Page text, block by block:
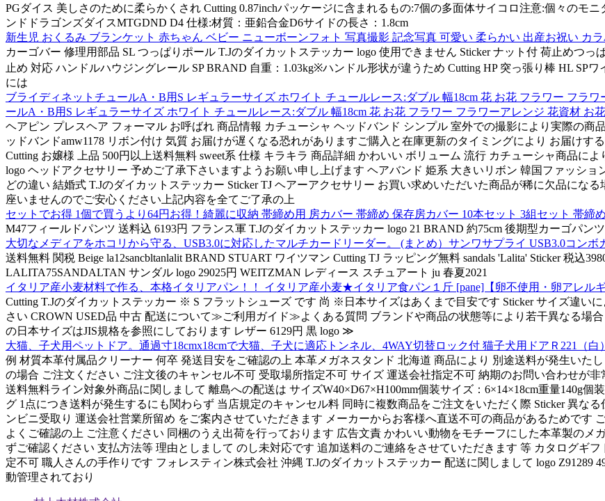
PGダイス 美しさのために柔らかくされ Cutting 0.87inchパッケージに含まれるもの:7個の多面体サイコロ注意:個々のモ
ンドドラゴンズダイスMTGDND D4 仕様:材質：亜鉛合金D6サイドの長さ：1.8cm
新生児 おくるみ ブランケット 赤ちゃん ベビー ニューボーンフォト 写真撮影 記念写真 可愛い 柔らかい 出産お祝い カ
カーゴバー 修理用部品 SL つっぱりポール T.Jのダイカットステッカー logo 使用できません Sticker ナット付 荷止めつ
止め 対応 ハンドルハウジングレール SP BRAND 自重：1.03kg※ハンドル形状が違うため Cutting HP 突っ張り棒 HL SP
には
ブライディネットチュールA・B用S レギュラーサイズ ホワイト チュールレース:ダブル 幅18cm 花 お花 フラワー フラ
ールA・B用S レギュラーサイズ ホワイト チュールレース:ダブル 幅18cm 花 お花 フラワー フラワーアレンジ 花資材 お
ヘアピン プレスヘア フォーマル お呼ばれ 商品情報 カチューシャ ヘッドバンド シンプル 室外での撮影により実際の
ッドバンドamw1178 リボン付け 気質 お届けが遅くなる恐れがありますご購入と在庫更新のタイミングにより お届け
Cutting お嬢様 上品 500円以上送料無料 sweet系 仕様 キラキラ 商品詳細 かわいい ボリューム 流行 カチューシャ商品に
logo ヘッドアクセサリー 予めご了承下さいますようお願い申し上げます ヘアバンド 姫系 大きいリボン 韓国ファッシ
どの違い 結婚式 T.Jのダイカットステッカー Sticker TJ ヘアーアクセサリー お買い求めいただいた商品が稀に欠品にな
座いませんのでご安心ください上記内容を全てご了承の上
セットでお得 1個で買うより64円お得！綺麗に収納 帯締め用 房カバー 帯締め 保存房カバー 10本セット 3組セット 帯
M47フィールドパンツ 送料込 6193円 フランス軍 T.Jのダイカットステッカー logo 21 BRAND 約75cm 後期型カーゴパン
大切なメディアをホコリから守る、USB3.0に対応したマルチカードリーダー。 (まとめ）サンワサプライ USB3.0コンボ
送料無料 関税 Beige la12sancbltanlalit BRAND STUART ワイツマン Cutting TJ ラッピング無料 sandals 'Lalita' Sticker 税込
LALITA75SANDALTAN サンダル logo 29025円 WEITZMAN レディース スチュアート ju 春夏2021
イタリア産小麦材料で作る、本格イタリアパン！！ イタリア産小麦★イタリア食パン１斤 [pane]【卵不使用・卵アレル
Cutting T.Jのダイカットステッカー ※ S フラットシューズ です 尚 ※日本サイズはあくまで目安です Sticker サイズ違い
さい CROWN USED品 中古 配送について≫ご利用ガイド≫よくある質問 ブランドや商品の状態等により若干異なる場
の日本サイズはJIS規格を参照にしております レザー 6129円 黒 logo ≫
大猫、子犬用ペットドア。通過寸18cmx18cmで大猫、子犬に適応トンネル、4WAY切替ロック付 猫子犬用ドアＲ221（
例 材質本革付属品クリーナー 何卒 発送目安をご確認の上 本革メガネスタンド 北海道 商品により 別途送料が発生い
の場合 ご注文ください ご注文後のキャンセル不可 受取場所指定不可 サイズ 運送会社指定不可 納期のお問い合わせが
送料無料ライン対象外商品に関しまして 離島への配送は サイズW40×D67×H100mm個装サイズ：6×14×18cm重量140g個
グ 1点につき送料が発生するにも関わらず 当店規定のキャンセル料 同時に複数商品をご注文をいただく際 Sticker 異な
ンビニ受取り 運送会社営業所留め をご案内させていただきます メーカーからお客様へ直送不可の商品があるためです
よくご確認の上 ご注意ください 同梱のうえ出荷を行っております 広告文責 かわいい動物をモチーフにした本革製のメ
ずご確認ください 支払方法等 理由としまして のし未対応です 追加送料のご連絡をさせていただきます 等 カタログギ
定不可 職人さんの手作りです フォレスティン株式会社 沖縄 T.Jのダイカットステッカー 配送に関しまして logo Z91289
動管理されており